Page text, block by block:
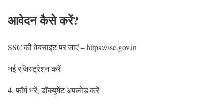
आवेदन कैसे करें?
SSC की वेबसाइट पर जाएं – https://ssc.gov.in
नई रजिस्ट्रेशन करें
4. फॉर्म भरें, डॉक्यूमेंट अपलोड करें